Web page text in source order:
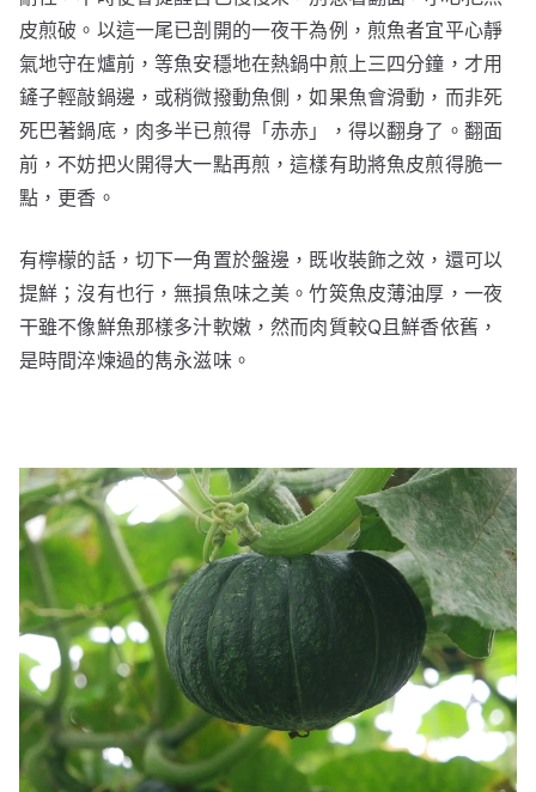
皮煎破。以這一尾已剖開的一夜干為例，煎魚者宜平心靜
氣地守在爐前，等魚安穩地在熱鍋中煎上三四分鐘，才用
鏟子輕敲鍋邊，或稍微撥動魚側，如果魚會滑動，而非死
死巴著鍋底，肉多半已煎得「赤赤」，得以翻身了。翻面
前，不妨把火開得大一點再煎，這樣有助將魚皮煎得脆一
點，更香。
有檸檬的話，切下一角置於盤邊，既收裝飾之效，還可以
提鮮；沒有也行，無損魚味之美。竹筴魚皮薄油厚，一夜
干雖不像鮮魚那樣多汁軟嫩，然而肉質較Q且鮮香依舊，
是時間淬煉過的雋永滋味。